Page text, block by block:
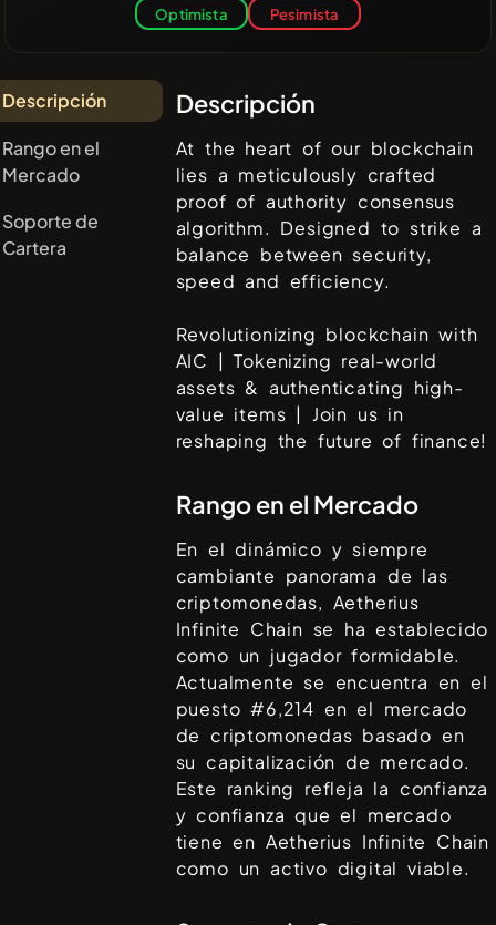
Optimista Pesimista
Descripción
Rango en el
Mercado
Soporte de
Cartera
Descripción
At the heart of our blockchain
lies a meticulously crafted
proof of authority consensus
algorithm. Designed to strike a
balance between security,
speed and efficiency.
Revolutionizing blockchain with
AIC | Tokenizing real-world
assets & authenticating high-
value items | Join us in
reshaping the future of finance!
Rango en el Mercado
En el dinámico y siempre
cambiante panorama de las
criptomonedas, Aetherius
Infinite Chain se ha establecido
como un jugador formidable.
Actualmente se encuentra en el
puesto #6,214 en el mercado
de criptomonedas basado en
su capitalización de mercado.
Este ranking refleja la confianza
y confianza que el mercado
tiene en Aetherius Infinite Chain
como un activo digital viable.